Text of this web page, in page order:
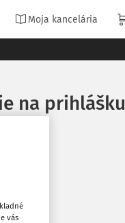
Moja kancelária
na prihlášku
vás